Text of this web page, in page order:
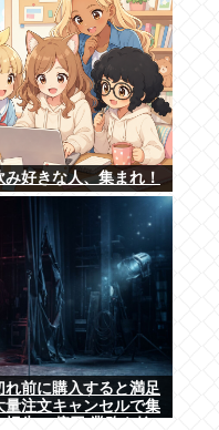
み好きな人、集まれ！
れ前に購入すると満足
量注文キャンセルで集